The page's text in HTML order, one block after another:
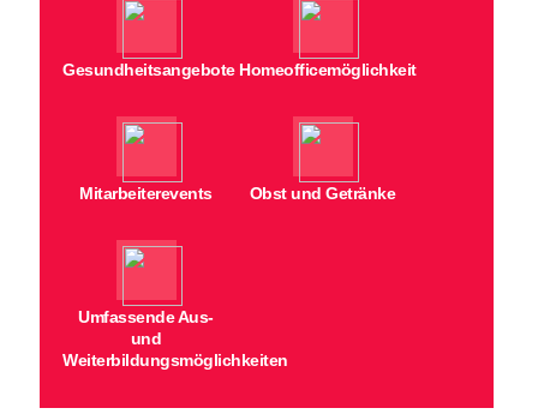
Gesundheitsangebote Homeofficemöglichkeit
Mitarbeiterevents Obst und Getränke
Umfassende Aus-
und
Weiterbildungsmöglichkeiten